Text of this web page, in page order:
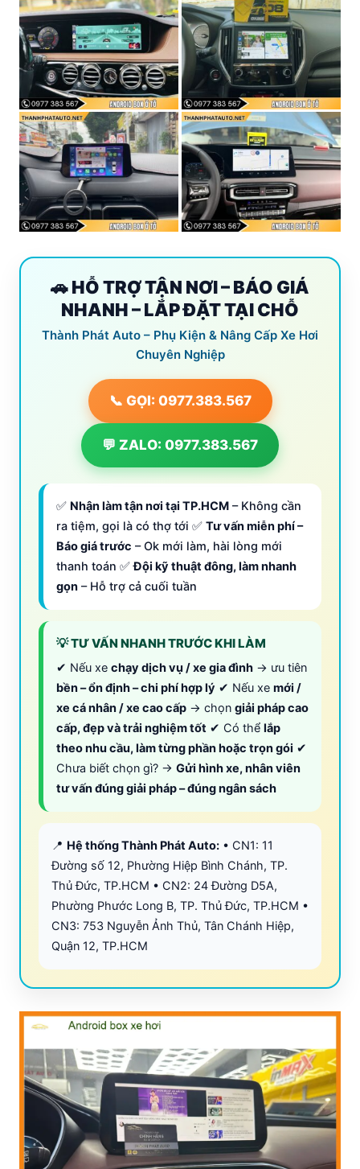
🚗 HỖ TRỢ TẬN NƠI – BÁO GIÁ
NHANH – LẮP ĐẶT TẠI CHỖ
Thành Phát Auto – Phụ Kiện & Nâng Cấp Xe Hơi
Chuyên Nghiệp
📞 GỌI: 0977.383.567
💬 ZALO: 0977.383.567
✅ Nhận làm tận nơi tại TP.HCM – Không cần
ra tiệm, gọi là có thợ tới ✅ Tư vấn miễn phí –
Báo giá trước – Ok mới làm, hài lòng mới
thanh toán ✅Đội kỹ thuật đông, làm nhanh
gọn – Hỗ trợ cả cuối tuần
💡 TƯ VẤN NHANH TRƯỚC KHI LÀM
✔ Nếu xe chạy dịch vụ / xe gia đình → ưu tiên
bền – ổn định – chi phí hợp lý ✔ Nếu xe mới /
xe cá nhân / xe cao cấp → chọn giải pháp cao
cấp, đẹp và trải nghiệm tốt ✔ Có thể lắp
theo nhu cầu, làm từng phần hoặc trọn gói ✔
Chưa biết chọn gì? → Gửi hình xe, nhân viên
tư vấn đúng giải pháp – đúng ngân sách
📍 Hệ thống Thành Phát Auto: • CN1: 11
Đường số 12, Phường Hiệp Bình Chánh, TP.
Thủ Đức, TP.HCM • CN2: 24 Đường D5A,
Phường Phước Long B, TP. Thủ Đức, TP.HCM •
CN3: 753 Nguyễn Ảnh Thủ, Tân Chánh Hiệp,
Quận 12, TP.HCM